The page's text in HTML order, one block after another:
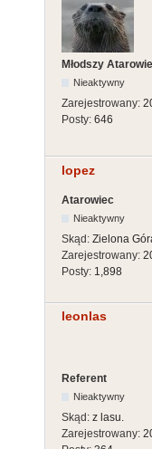
Młodszy
Nieaktywny
Zarejestrowany:
Posty: 646
lopez
Atarowiec
Nieaktywny
Skąd: Zielona
Zarejestrowany:
Posty: 1,898
leonlas
Referent
Nieaktywny
Skąd: z lasu.
Zarejestrowany: